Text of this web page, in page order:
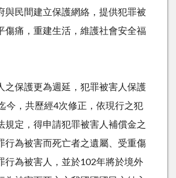
與民間建立保護網絡，提供犯罪被
傷痛，重建生活，維護社會安全福
之保護更為週延，犯罪被害人保護
今，共歷經4次修正，依現行之犯
規定，得申請犯罪被害人補償金之
行為被害而死亡者之遺屬、受重傷
行為被害人，並於102年將於境外